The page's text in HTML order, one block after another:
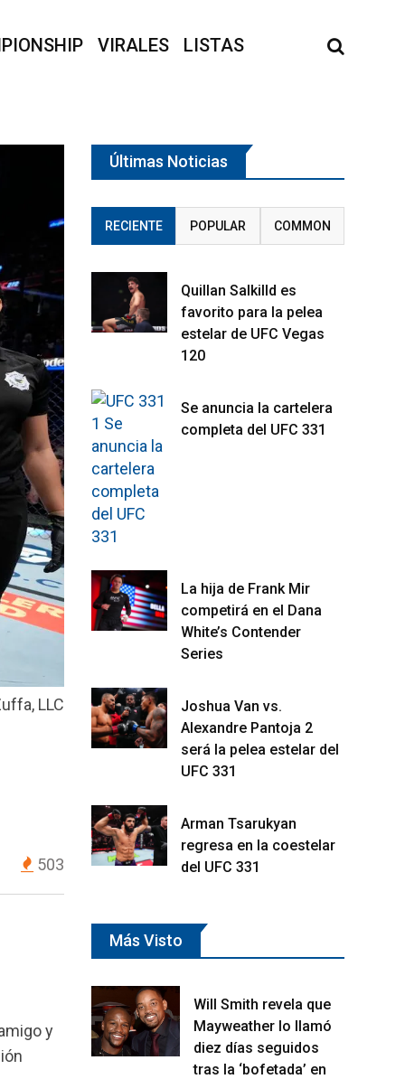
VIRALES LISTAS
LLC
503
y
Últimas Noticias
RECIENTE POPULAR COMMON
Quillan Salkilld es
favorito para la pelea
estelar de UFC Vegas
120
Se anuncia la cartelera
completa del UFC 331
La hija de Frank Mir
competirá en el Dana
White’s Contender
Series
Joshua Van vs.
Alexandre Pantoja 2
será la pelea estelar del
UFC 331
Arman Tsarukyan
regresa en la coestelar
del UFC 331
Más Visto
Will Smith revela que
Mayweather lo llamó
diez días seguidos
tras la ‘bofetada’ en